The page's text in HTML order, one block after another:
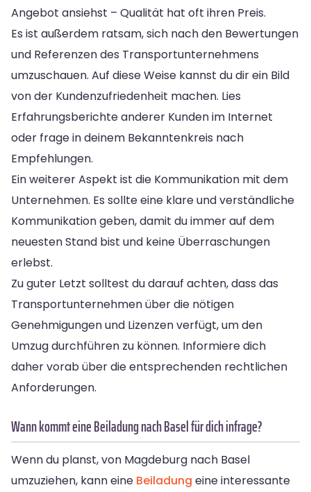
Angebot ansiehst – Qualität hat oft ihren Preis.
Es ist außerdem ratsam, sich nach den Bewertungen
und Referenzen des Transportunternehmens
umzuschauen. Auf diese Weise kannst du dir ein Bild
von der Kundenzufriedenheit machen. Lies
Erfahrungsberichte anderer Kunden im Internet
oder frage in deinem Bekanntenkreis nach
Empfehlungen.
Ein weiterer Aspekt ist die Kommunikation mit dem
Unternehmen. Es sollte eine klare und verständliche
Kommunikation geben, damit du immer auf dem
neuesten Stand bist und keine Überraschungen
erlebst.
Zu guter Letzt solltest du darauf achten, dass das
Transportunternehmen über die nötigen
Genehmigungen und Lizenzen verfügt, um den
Umzug durchführen zu können. Informiere dich
daher vorab über die entsprechenden rechtlichen
Anforderungen.
Wann kommt eine Beiladung nach Basel für dich infrage?
Wenn du planst, von Magdeburg nach Basel
umzuziehen, kann eine Beiladung eine interessante